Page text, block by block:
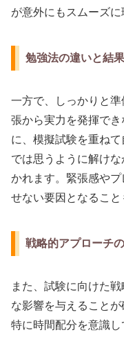
が意外にもスムーズに
勉強法の違いと結果
一方で、しっかりと
張から実力を発揮で
に、模擬試験を重ね
では思うように解け
かれます。緊張感や
せない要因となること
戦略的アプローチ
また、試験に向けた
な影響を与えることが
特に時間配分を意識